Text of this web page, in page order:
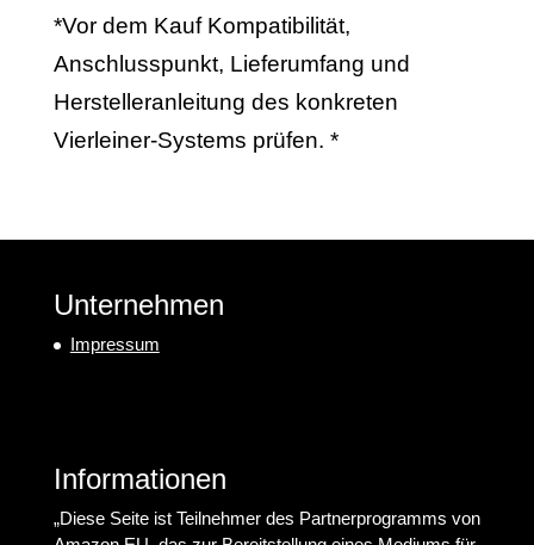
*Vor dem Kauf Kompatibilität,
Anschlusspunkt, Lieferumfang und
Herstelleranleitung des konkreten
Vierleiner-Systems prüfen. *
Unternehmen
Impressum
Informationen
„Diese Seite ist Teilnehmer des Partnerprogramms von